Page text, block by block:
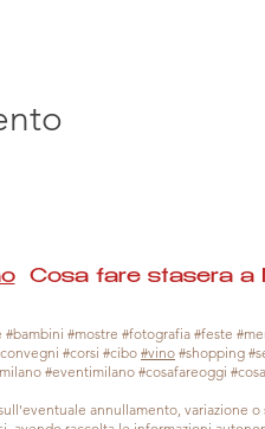
Cosa fare stasera a
#mostre #fotografia #feste
#corsi #cibo #vino #shopping
#eventimilano #cosafareoggi
annullamento, variazione